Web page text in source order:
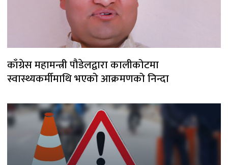
काँग्रेस महामन्त्री पौडेलद्वारा कालीकोटमा
स्वास्थ्यकर्मीमाथि भएको आक्रमणको निन्दा